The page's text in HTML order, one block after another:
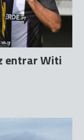
entrar Witi